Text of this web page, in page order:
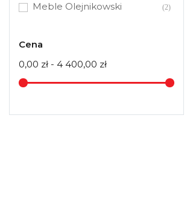
Meble Olejnikowski (2)
Olejnikowski
Cena
0,00 zł - 4 400,00 zł